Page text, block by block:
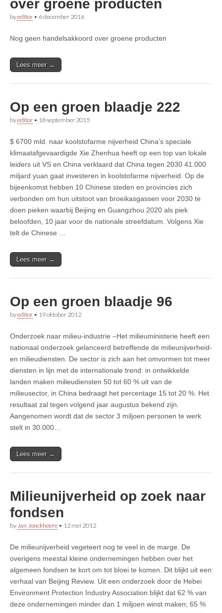
over groene producten
byeditor • 6 december 2016
Nog geen handelsakkoord over groene producten
Lees meer →
Op een groen blaadje 222
byeditor • 18 september 2015
$ 6700 mld. naar koolstofarme nijverheid China’s speciale
klimaatafgevaardigde Xie Zhenhua heeft op een top van lokale
leiders uit VS en China verklaard dat China tegen 2030 41.000
miljard yuan gaat investeren in koolstofarme nijverheid. Op de
bijeenkomst hebben 10 Chinese steden en provincies zich
verbonden om hun uitstoot van broeikasgassen voor 2030 te
doen pieken waarbij Beijing en Guangzhou 2020 als piek
beloofden, 10 jaar voor de nationale streefdatum. Volgens Xie
telt de Chinese …
Lees meer →
Op een groen blaadje 96
byeditor • 19 oktober 2012
Onderzoek naar milieu-industrie –Het milieuministerie heeft een
nationaal onderzoek gelanceerd betreffende de milieunijverheid-
en milieudiensten. De sector is zich aan het omvormen tot meer
diensten in lijn met de internationale trend: in ontwikkelde
landen maken milieudiensten 50 tot 60 % uit van de
milieusector, in China bedraagt het percentage 15 tot 20 %. Het
resultaat zal tegen volgend jaar augustus bekend zijn.
Aangenomen wordt dat de sector 3 miljoen personen te werk
stelt in 30.000…
Lees meer →
Milieunijverheid op zoek naar
fondsen
by Jan Jonckheere • 12 mei 2012
De milieunijverheid vegeteert nog te veel in de marge. De
overigens meestal kleine ondernemingen hebben over het
algemeen fondsen te kort om tot bloei te komen. Dit blijkt uit een
verhaal van Beijing Review. Uit een onderzoek door de Hebei
Environment Protection Industry Association blijkt dat 62 % van
deze ondernemingen minder dan 1 miljoen winst maken; 65 %